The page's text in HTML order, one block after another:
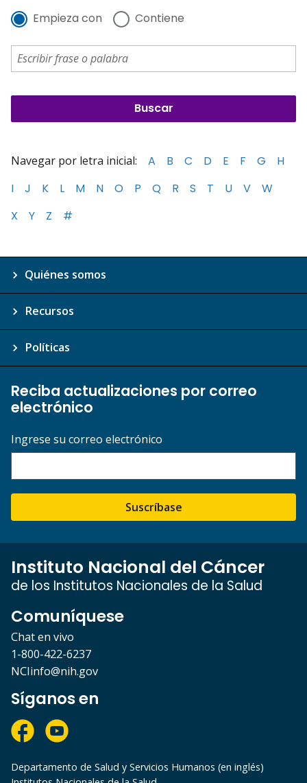
Empieza con Contiene
Navegar por letra inicial: A B C D E F G
H
I
J K L M N O P Q R S T U V
W
X
Y Z #
Quiénes somos
Recursos
Políticas
Reciba actualizaciones por correo
electrónico
Ingrese su correo electrónico
Suscríbase
Instituto Nacional del Cáncer
de los Institutos Nacionales de la Salud
Comuníquese
Chat en vivo
1-800-422-6237
NCIinfo@nih.gov
Síganos en
Departamento de Salud y Servicios Humanos (en inglés)